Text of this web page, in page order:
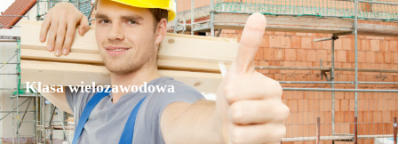
Szkoła branżowa
I stopnia
Klasa wielozawodowa